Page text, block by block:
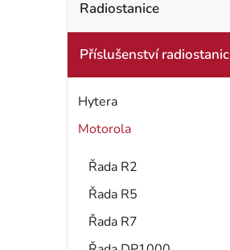
r
a
n
n
r
e
Radiostanice
Příslušenství radiostanic
Hytera
Motorola
Řada R2
Řada R5
Řada R7